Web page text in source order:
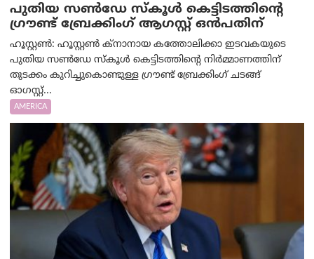
പുതിയ സൺഡേ സ്കൂൾ കെട്ടിടത്തിന്റെ
ഗ്രൗണ്ട് ബ്രേക്കിംഗ് ആഗസ്റ്റ് ഒൻപതിന്
ഹൂസ്റ്റൺ: ഹൂസ്റ്റൺ ക്നാനായ കത്തോലിക്കാ ഇടവകയുടെ
പുതിയ സൺഡേ സ്കൂൾ കെട്ടിടത്തിന്റെ നിർമ്മാണത്തിന്
തുടക്കം കുറിച്ചുകൊണ്ടുള്ള ഗ്രൗണ്ട് ബ്രേക്കിംഗ് ചടങ്ങ്
ഓഗസ്റ്റ്...
AMERICA